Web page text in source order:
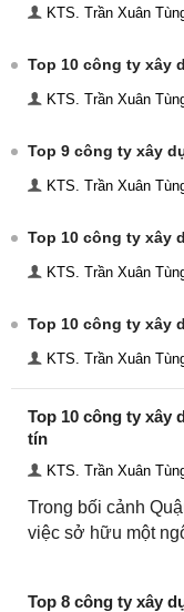
KTS. Trần Xuân
Top 10 công ty xây
KTS. Trần Xuân
Top 9 công ty xây
KTS. Trần Xuân
Top 10 công ty xây
KTS. Trần Xuân
Top 10 công ty xây
KTS. Trần Xuân
Top 10 công ty xây
tín
KTS. Trần Xuân
Trong bối cảnh
việc sở hữu một
Top 8 công ty xây